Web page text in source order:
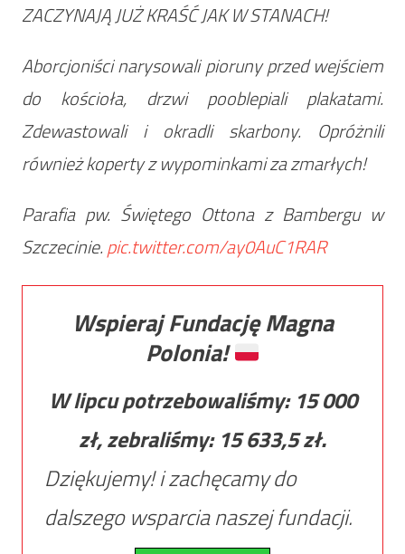
ZACZYNAJĄ JUŻ KRAŚĆ JAK W STANACH!
Aborcjoniści narysowali pioruny przed wejściem
do kościoła, drzwi pooblepiali plakatami.
Zdewastowali i okradli skarbony. Opróżnili
również koperty z wypominkami za zmarłych!
Parafia pw. Świętego Ottona z Bambergu w
Szczecinie.pic.twitter.com/ay0AuC1RAR
Wspieraj Fundację Magna
Polonia!
W lipcu potrzebowaliśmy: 15 000
zł, zebraliśmy: 15 633,5zł.
Dziękujemy! i zachęcamy do
dalszego wsparcia naszej fundacji.